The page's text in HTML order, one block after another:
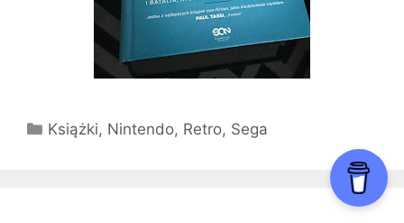
Kategorie
Książki, Nintendo, Retro, Sega